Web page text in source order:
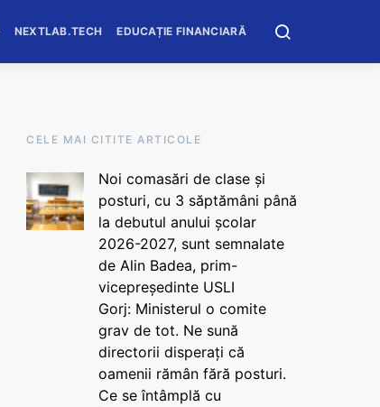
NEXTLAB.TECH EDUCAȚIE FINANCIARĂ
CELE MAI CITITE ARTICOLE
Noi comasări de clase și
posturi, cu 3 săptămâni până
la debutul anului școlar
2026-2027, sunt semnalate
de Alin Badea, prim-
vicepreședinte USLI
Gorj: Ministerul o comite
grav de tot. Ne sună
directorii disperați că
oamenii rămân fără posturi.
Ce se întâmplă cu